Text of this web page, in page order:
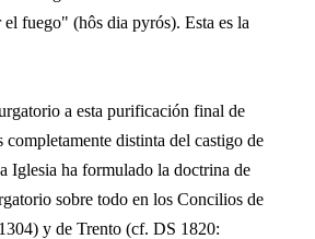
fuego" (hôs dia pyrós). Esta es la
a esta purificación final de
completamente distinta del castigo de
Iglesia ha formulado la doctrina de
sobre todo en los Concilios de
y de Trento (cf. DS 1820: